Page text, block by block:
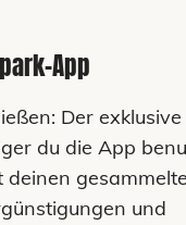
App
Der exklusive
du die App
deinen
und